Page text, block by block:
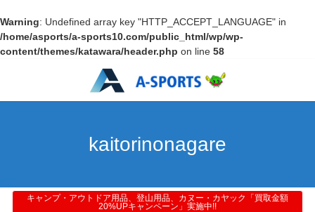
Warning: Undefined array key "HTTP_ACCEPT_LANGUAGE" in
/home/asports/a-sports10.com/public_html/wp/wp-
content/themes/katawara/header.php on line 58
kaitorinonagare
キャンプ・アウトドア用品、登山用品、カヌー・カヤック「買取金額
20%UPキャンペーン」実施中!!